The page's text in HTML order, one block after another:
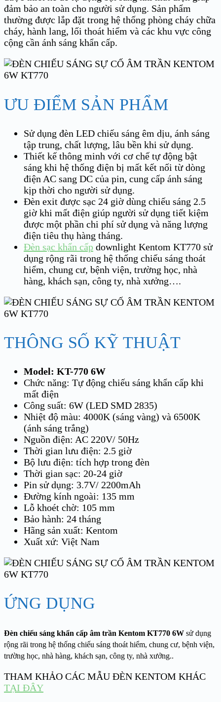
đảm bảo an toàn cho người sử dụng. Sản phẩm
thường được lắp đặt trong hệ thống phòng cháy chữa
cháy, hành lang, lối thoát hiểm và các khu vực công
cộng cần ánh sáng khẩn cấp.
ƯU ĐIỂM SẢN PHẨM
Sử dụng đèn LED chiếu sáng êm dịu, ánh sáng
tập trung, chất lượng, lâu bền khi sử dụng.
Thiết kế thông minh với cơ chế tự động bật
sáng khi hệ thống điện bị mất kết nối từ dòng
điện AC sang DC của pin, cung cấp ánh sáng
kịp thời cho người sử dụng.
Đèn exit được sạc 24 giờ dùng chiếu sáng 2.5
giờ khi mất điện giúp người sử dụng tiết kiệm
được một phần chi phí sử dụng và năng lượng
điện tiêu thụ hàng tháng.
Đèn sạc khẩn cấp downlight Kentom KT770 sử
dụng rộng rãi trong hệ thống chiếu sáng thoát
hiểm, chung cư, bệnh viện, trường học, nhà
hàng, khách sạn, công ty, nhà xưởng….
THÔNG SỐ KỸ THUẬT
Model: KT-770 6W
Chức năng: Tự động chiếu sáng khẩn cấp khi
mất điện
Công suất: 6W (LED SMD 2835)
Nhiệt độ màu: 4000K (sáng vàng) và 6500K
(ánh sáng trắng)
Nguồn điện: AC 220V/ 50Hz
Thời gian lưu điện: 2.5 giờ
Bộ lưu điện: tích hợp trong đèn
Thời gian sạc: 20-24 giờ
Pin sử dụng: 3.7V/ 2200mAh
Đường kính ngoài: 135 mm
Lỗ khoét chờ: 105 mm
Bảo hành: 24 tháng
Hãng sản xuất: Kentom
Xuất xứ: Việt Nam
ỨNG DỤNG
Đèn chiếu sáng khẩn cấp âm trần Kentom KT770 6W sử dụng
rộng rãi trong hệ thống chiếu sáng thoát hiểm, chung cư, bệnh viện,
trường học, nhà hàng, khách sạn, công ty, nhà xưởng..
THAM KHẢO CÁC MẪU ĐÈN KENTOM KHÁC
TẠI ĐÂY